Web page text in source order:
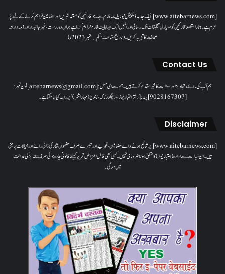
[www.aitebarnews.com] ایک جدید ڈیجیٹل نیوز پلیٹ فارم ہے۔ جو قارئین کو مستند خبریں اور مضامین فراہم کرنے کے لیے پُر
عزم ہے۔ ہمارا مقصدقارئین کو معیاری تخلیقات تک رسائی اور انہیں ایک ایسا پلیٹ فارم فراہم کرنا ہے جہاں وہ درست، غیر جانبدار اور ذمہ دارانہ
صحافت کا تجربہ کریں۔( تاریخ اشاعت : یکم؍ ستمبر 2023ء)
Contact Us
ہم آپ کی رائے، تجاویز اور سوالات کا خیرمقدم کرتے ہیں۔ ہم سےای میل: [aitebarnews@gmail.com]فون نمبر:
[9028167307]پتہ: [دفتر اعتبار نیوز، ، دیگلور ناکہ، ناندیڑ(مہاراشٹر) ] پر رابطہ کیا جاسکتا ہے۔
Disclaimer
[www.aitebarnews.com] پر شائع ہونے والے مضامین، تجزیے اور تبصرے صرف مضمون نگار کی ذاتی رائے اور خیالات پر مبنی
ہیں۔ ان خیالات سے ادارہ (اعتبار نیوز) کا متفق ہونا ضروری نہیں۔ کسی بھی قابل اعتراض تحریر کیلئے قانونی چارہ جوئی صرف ناندیڑ کی عدالت
میں ہوگی۔